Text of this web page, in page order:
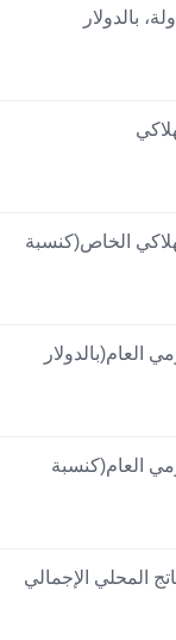
بالدولار
الخاص(كنسبة
العام(بالدولار
العام(كنسبة
المحلي الإجمالي